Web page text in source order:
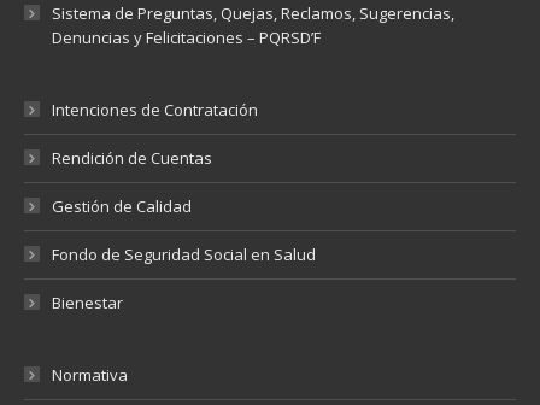
Sistema de Preguntas, Quejas, Reclamos, Sugerencias,
Denuncias y Felicitaciones – PQRSD’F
Intenciones de Contratación
Rendición de Cuentas
Gestión de Calidad
Fondo de Seguridad Social en Salud
Bienestar
Normativa